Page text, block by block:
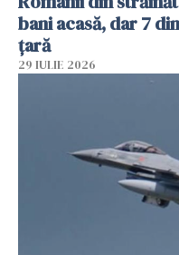
bani acasă, dar 7
țară
29 IULIE 2026